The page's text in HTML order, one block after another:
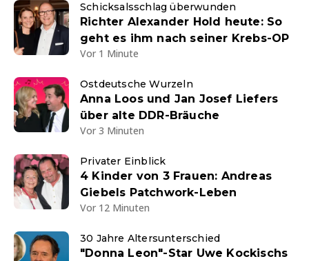
Schicksalsschlag überwunden
Richter Alexander Hold heute: So
geht es ihm nach seiner Krebs-OP
Vor 1 Minute
Ostdeutsche Wurzeln
Anna Loos und Jan Josef Liefers
über alte DDR-Bräuche
Vor 3 Minuten
Privater Einblick
4 Kinder von 3 Frauen: Andreas
Giebels Patchwork-Leben
Vor 12 Minuten
30 Jahre Altersunterschied
"Donna Leon"-Star Uwe Kockischs